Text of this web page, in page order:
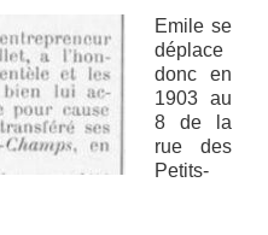
Emile se
déplace
donc en
1903 au
8 de la
rue des
Petits-